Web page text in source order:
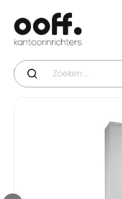
Productcategorie